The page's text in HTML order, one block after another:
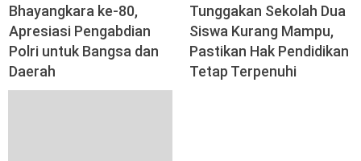
Bhayangkara ke-80,
Apresiasi Pengabdian
Polri untuk Bangsa dan
Daerah
Tunggakan Sekolah Dua
Siswa Kurang Mampu,
Pastikan Hak Pendidikan
Tetap Terpenuhi